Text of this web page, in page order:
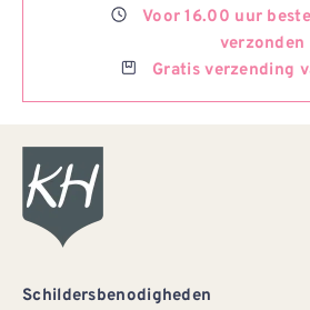
Voor 16.00 uur
verzonden
Gratisverzending
Schildersbenodigheden